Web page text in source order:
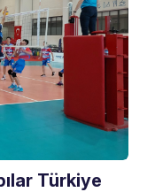
Türkiye